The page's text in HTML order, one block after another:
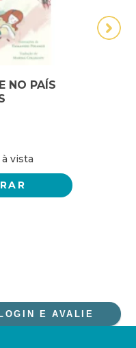
NO PAÍS
E AVALIE